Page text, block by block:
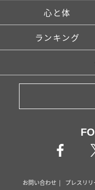
心と体
ランキング
お問い合わせ プレスリ